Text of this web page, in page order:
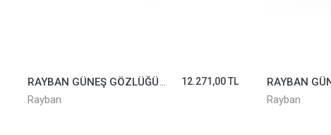
RAYBAN GÜNEŞ GÖZLÜĞÜ 3447-9001/A5*50
Rayban
13.031,00 TL
Dolce Gabbana